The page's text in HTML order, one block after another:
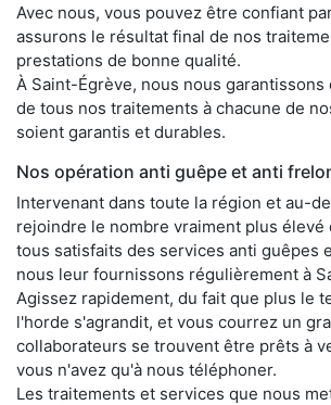
Avec nous, vous pouvez être confiant
assurons le résultat final de nos
prestations de bonne qualité.
À Saint-Égrève, nous nous
de tous nos traitements à chacune de
soient garantis et durables.
Nos opération anti guêpe et anti
Intervenant dans toute la région et au-
rejoindre le nombre vraiment plus élevé
tous satisfaits des services anti guêpes
nous leur fournissons régulièrement à
Agissez rapidement, du fait que plus le
l'horde s'agrandit, et vous courrez un
collaborateurs se trouvent être prêts à
vous n'avez qu'à nous téléphoner.
Les traitements et services que nous